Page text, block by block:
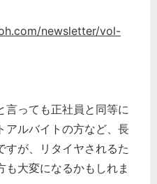
newsletter/vol-
言っても正社員と同等に
アルバイトの方など、長
すが、リタイヤされるた
も大変になるかもしれま